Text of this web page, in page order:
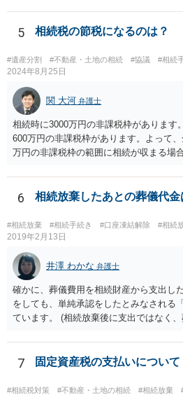
放棄するかどうか決めることができます
することはありませんので、数年後に借
ありません。 なお、私が扱った相続放
伸長して調査したところ、サラ金に対す
つかったため相続したという事例がありま
5 相続税の節税になるのは？
#遺産分割 #不動産・土地の相続 #協議 #相続
2024年8月25日
関 大河 弁護士
相続時に3000万円の非課税枠があります
600万円の非課税枠があります。よって
万円の非課税枠の範囲に相続が収まる場
範囲となります。 一般的には、全員で
また、全員で相続しても、話し合いの結
こともできます。この場合でも相続の非
0万円分使えます。 父が亡くなり、母が
で相続する際は、4800万円が非課税枠と
亡くなってから相続すると、両親のどち
るより非課税の枠が減少します。 計画的
いうことになります。これ以外にも気を
んので、一度相談して想定するのがおす
6 相続放棄したあとの葬儀代金
#相続放棄 #相続手続き #口座凍結解除 #相続
2019年2月13日
井澤 わかな 弁護士
確かに、葬儀費用を相続財産から支出し
をしても、単純承認をしたとみなされる
ています。 (相続放棄後に支出ではなく
述の手続ということだと思いますが) た
いということではなく、身分相応の、社
る程度の金額に留まると考えた方がよい
に葬儀費用を支出する経済力がなく、質
7 固定資産税の支払いについて
#相続税対策 #不動産・土地の相続 #相続放棄